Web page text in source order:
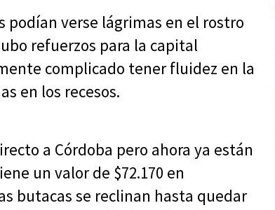
podían verse lágrimas en el rostro
refuerzos para la capital
complicado tener fluidez en la
en los recesos.
a Córdoba pero ahora ya están
un valor de $72.170 en
butacas se reclinan hasta quedar